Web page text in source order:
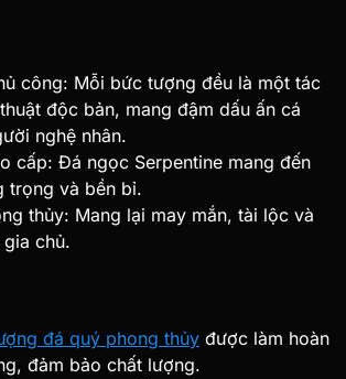
công: Mỗi bức tượng đều là một tác
độc bản, mang đậm dấu ấn cá
nghệ nhân.
cấp: Đá ngọc Serpentine mang đến
trọng và bền bỉ.
thủy: Mang lại may mắn, tài lộc và
chủ.
đá quý phong thủy được làm hoàn
đảm bảo chất lượng.